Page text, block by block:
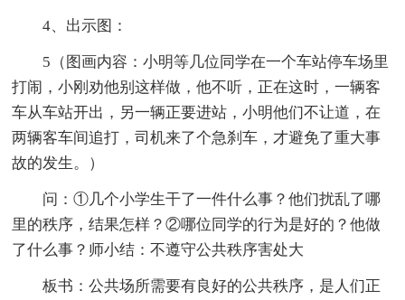
4、出示图：
5（图画内容：小明等几位同学在一个车站停车场里
打闹，小刚劝他别这样做，他不听，正在这时，一辆客
车从车站开出，另一辆正要进站，小明他们不让道，在
两辆客车间追打，司机来了个急刹车，才避免了重大事
故的发生。）
问：①几个小学生干了一件什么事？他们扰乱了哪
里的秩序，结果怎样？②哪位同学的行为是好的？他做
了什么事？师小结：不遵守公共秩序害处大
板书：公共场所需要有良好的公共秩序，是人们正